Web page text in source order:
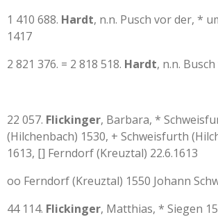
1 410 688. Hardt, n.n. Pusch vor der, *
1417
2 821 376. = 2 818 518. Hardt, n.n.
22 057. Flickinger, Barbara, *
(Hilchenbach) 1530, + Schweisfurth
1613, [] Ferndorf (Kreuztal) 22.6.1613
oo Ferndorf (Kreuztal) 1550 Johann
44 114. Flickinger, Matthias, * Siegen